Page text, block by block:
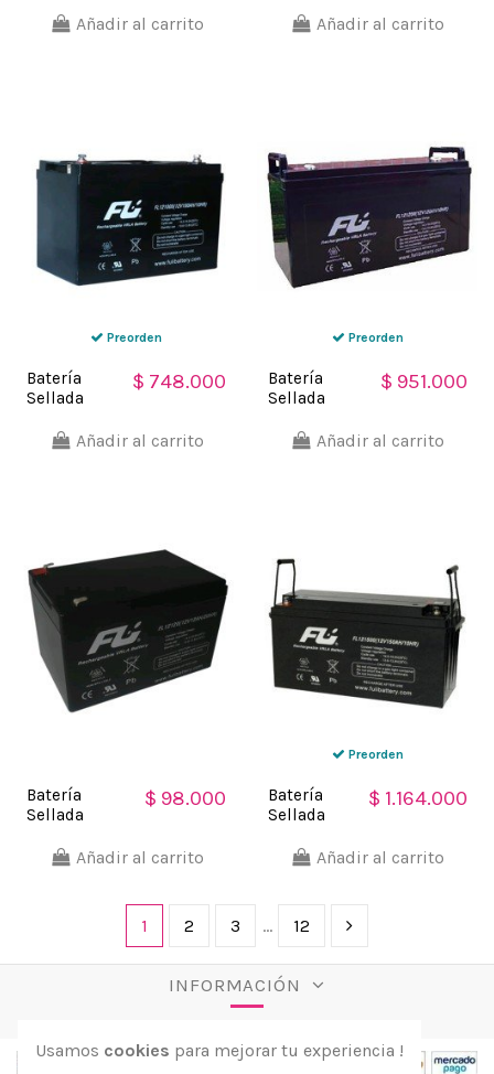
X 35 CM para
Añadir al carrito
X 30 CM para
Añadir al carrito
Preorden
Batería
Sellada
12V-100AH
$ 748.000
Añadir al carrito
Preorden
Batería
Sellada
12V-120AH
$ 951.000
Añadir al carrito
Batería
Sellada
12V-12AH Ref.
$ 98.000
Añadir al carrito
Preorden
Batería
Sellada
12V-150AH
$ 1.164.000
Añadir al carrito
1 2 3 … 12
INFORMACIÓN
Usamos cookies para mejorar tu experiencia !